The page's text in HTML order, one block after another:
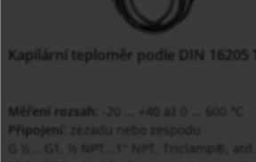
Kapilární teploměr podle DIN 16205
Měření rozsah
: -20 ... +40 až 0 ... 600 °C
Připojení
G ½... G1, ½ NPT...1" NPT, Triclamp®, atd.